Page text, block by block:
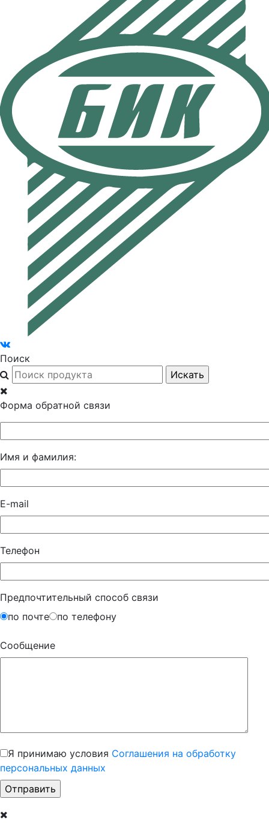
Поиск
Форма обратной связи
Имя и фамилия:
E-mail
Телефон
Предпочтительный способ связи
по почте
по телефону
Сообщение
Я принимаю условия Соглашения на обработку
персональных данных